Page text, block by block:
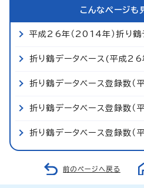
こんなページも
平成26年（2014年）折り鶴
折り鶴データベース(平成
折り鶴データベース登録数（
折り鶴データベース登録数（
折り鶴データベース登録数（
前のページへ戻る